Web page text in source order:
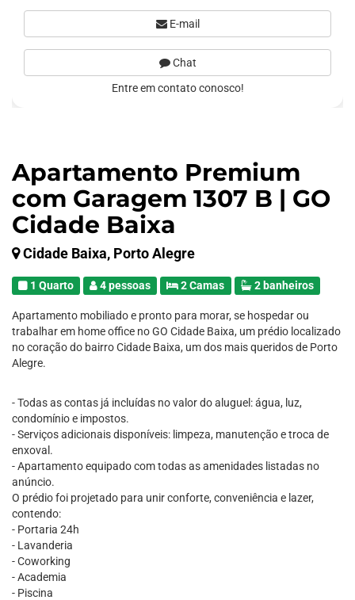
Apartamento Premium
com Garagem 1307 B | GO
Cidade Baixa
Cidade Baixa, Porto Alegre
1 Quarto 4 pessoas 2 Camas 2 banheiros
Apartamento mobiliado e pronto para morar, se hospedar ou
trabalhar em home office no GO Cidade Baixa, um prédio localizado
no coração do bairro Cidade Baixa, um dos mais queridos de Porto
Alegre.
- Todas as contas já incluídas no valor do aluguel: água, luz,
condomínio e impostos.
- Serviços adicionais disponíveis: limpeza, manutenção e troca de
enxoval.
- Apartamento equipado com todas as amenidades listadas no
anúncio.
O prédio foi projetado para unir conforte, conveniência e lazer,
contendo:
- Portaria 24h
- Lavanderia
- Coworking
- Academia
- Piscina
E-mail
Chat
Entre em contato conosco!